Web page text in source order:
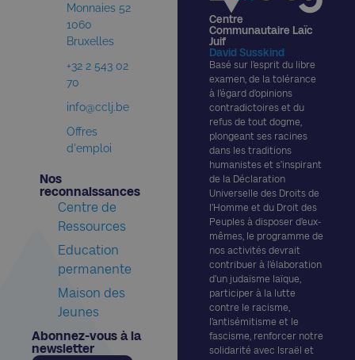
Centre
Communautaire Laïc
Juif
David Susskind
Basé sur l’esprit du libre
examen, de la tolérance
à l’égard d’opinions
contradictoires et du
refus de tout dogme,
plongeant ses racines
dans les traditions
humanistes et s’inspirant
de la Déclaration
Universelle des Droits de
l’Homme et du Droit des
Peuples à disposer d’eux-
mêmes, le programme de
nos activités devrait
contribuer à l’élaboration
d’un judaïsme laïque,
participer à la lutte
contre le racisme,
l’antisémitisme et le
fascisme, renforcer notre
solidarité avec Israël et
Monnaies 52
1060
Bruxelles
+32 2 543 02
70
info@cclj.be
Offres
d'emploi
Nos
reconnaissances​
Centre de
Ressources
Education
permanente
Maison des
Jeunes
Abonnez-vous à la
newsletter​